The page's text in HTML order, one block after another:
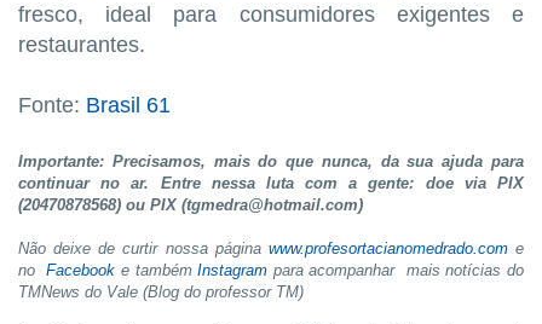
fresco, ideal para consumidores exigentes e
restaurantes.
Fonte: Brasil 61
Importante: Precisamos, mais do que nunca, da sua ajuda para
continuar no ar. Entre nessa luta com a gente: doe via PIX
(20470878568) ou PIX (tgmedra@hotmail.com)
Não deixe de curtir nossa página www.profesortacianomedrado.come
noFacebook e tambémInstagram para acompanhar mais notícias do
TMNews do Vale (Blog do professor TM)